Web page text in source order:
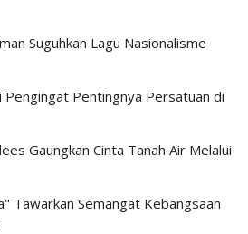
Suguhkan Lagu Nasionalisme
Pengingat Pentingnya Persatuan di
Gaungkan Cinta Tanah Air Melalui
Tawarkan Semangat Kebangsaan